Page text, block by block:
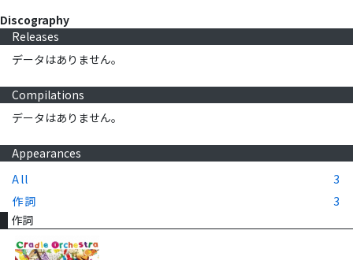
Discography
Releases
データはありません。
Compilations
データはありません。
Appearances
All
3
作詞
3
作詞